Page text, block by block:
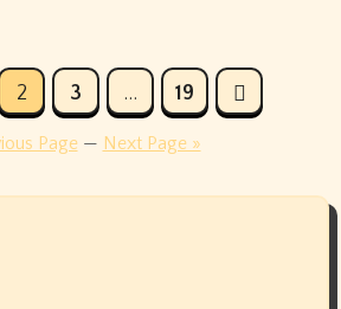
2 3 … 19
Page— Next Page »